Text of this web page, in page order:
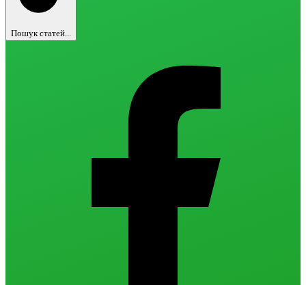
Пошук статей...